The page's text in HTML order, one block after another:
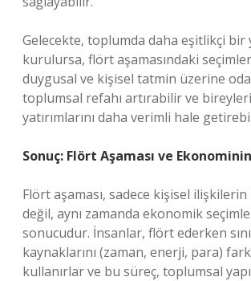
Gelecekte, toplumda daha eşitlikçi bir
kurulursa, flört aşamasındaki
duygusal ve kişisel tatmin üzerine
toplumsal refahı artırabilir ve
yatırımlarını daha verimli hale
Sonuç: Flört Aşaması ve
Flört aşaması, sadece kişisel ilişkilerin
değil, aynı zamanda ekonomik
sonucudur. İnsanlar, flört ederken
kaynaklarını (zaman, enerji, para)
kullanırlar ve bu süreç, toplumsal